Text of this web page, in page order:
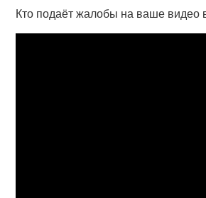
Кто подаёт жалобы на ваше видео